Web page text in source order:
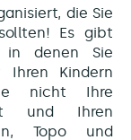
die Sie
! Es gibt
in denen Sie
Kindern
nicht Ihre
und Ihren
Topo und